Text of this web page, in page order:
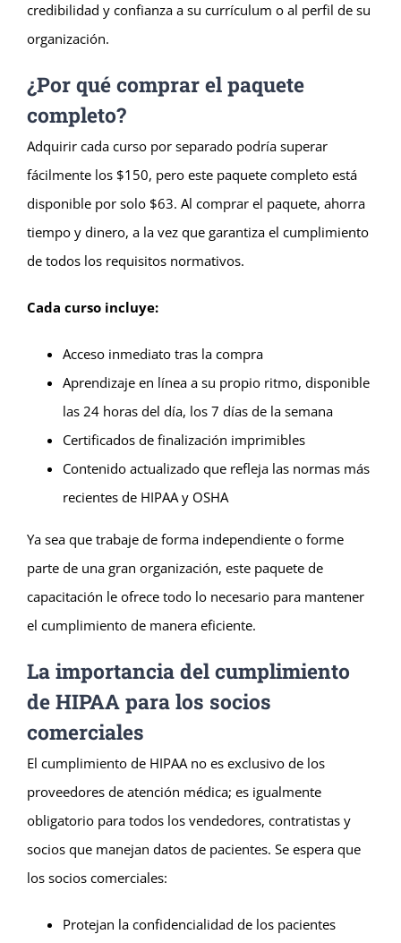
credibilidad y confianza a su currículum o al perfil de su
organización.
¿Por qué comprar el paquete
completo?
Adquirir cada curso por separado podría superar
fácilmente los $150, pero este paquete completo está
disponible por solo $63. Al comprar el paquete, ahorra
tiempo y dinero, a la vez que garantiza el cumplimiento
de todos los requisitos normativos.
Cada curso incluye:
Acceso inmediato tras la compra
Aprendizaje en línea a su propio ritmo, disponible
las 24 horas del día, los 7 días de la semana
Certificados de finalización imprimibles
Contenido actualizado que refleja las normas más
recientes de HIPAA y OSHA
Ya sea que trabaje de forma independiente o forme
parte de una gran organización, este paquete de
capacitación le ofrece todo lo necesario para mantener
el cumplimiento de manera eficiente.
La importancia del cumplimiento
de HIPAA para los socios
comerciales
El cumplimiento de HIPAA no es exclusivo de los
proveedores de atención médica; es igualmente
obligatorio para todos los vendedores, contratistas y
socios que manejan datos de pacientes. Se espera que
los socios comerciales:
Protejan la confidencialidad de los pacientes